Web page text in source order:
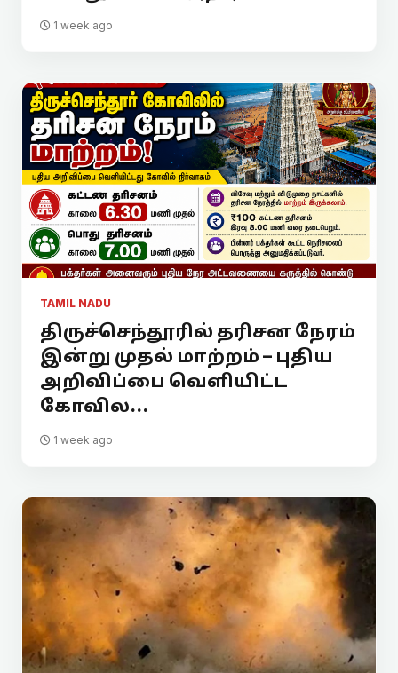
1 week ago
TAMIL NADU
திருச்செந்தூரில் தரிசன நேரம்
இன்று முதல் மாற்றம் – புதிய
அறிவிப்பை வெளியிட்ட
கோவில...
1 week ago